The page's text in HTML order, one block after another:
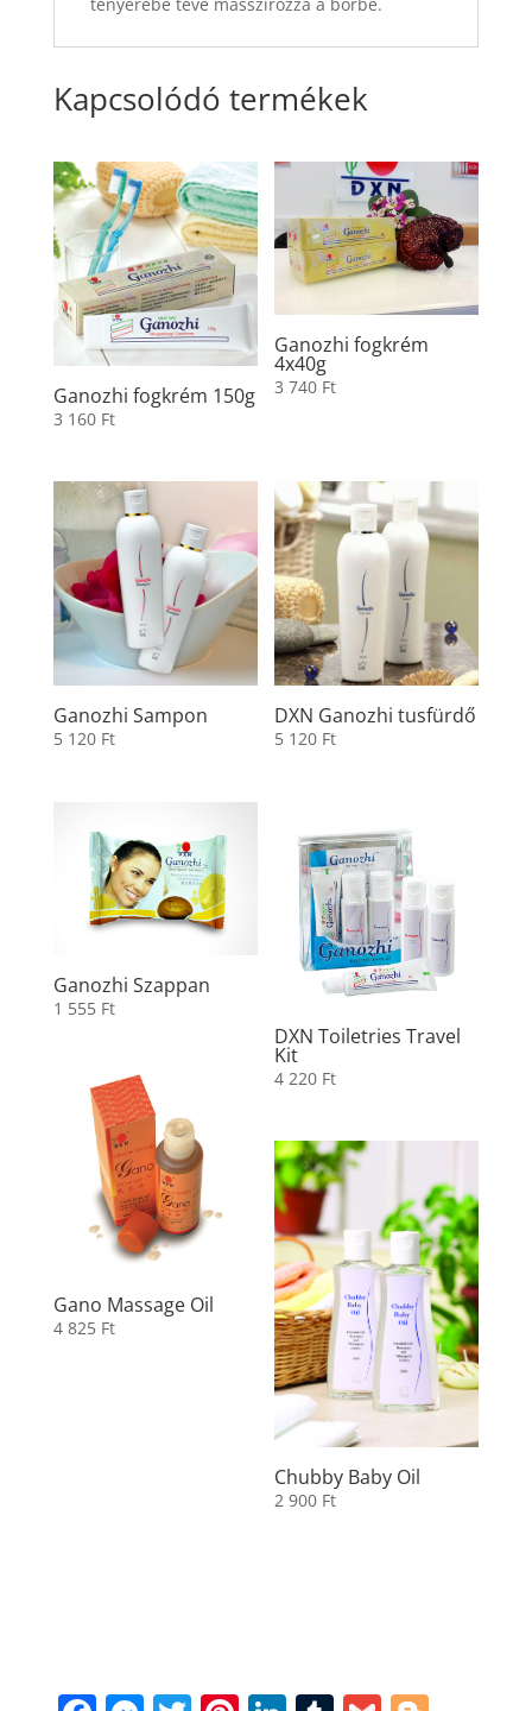
Kapcsolódó termékek
Ganozhi fogkrém 150g
3 160 Ft
Ganozhi fogkrém
4x40g
3 740 Ft
Ganozhi Sampon
5 120 Ft
DXN Ganozhi tusfürdő
5 120 Ft
Ganozhi Szappan
1 555 Ft
DXN Toiletries Travel
Kit
4 220 Ft
Gano Massage Oil
4 825 Ft
Chubby Baby Oil
2 900 Ft